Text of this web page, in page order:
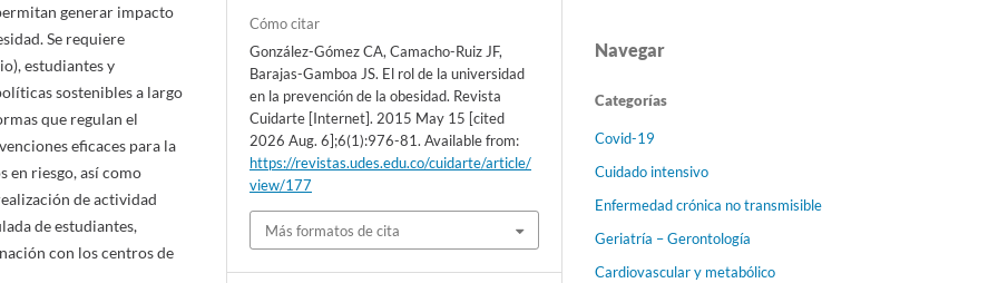
generar impacto
Se requiere
estudiantes y
sostenibles a largo
que regulan el
eficaces para la
en riesgo, así como
de actividad
de estudiantes,
con los centros de
Cómo citar
González-Gómez CA, Camacho-Ruiz JF,
Barajas-Gamboa JS. El rol de la universidad
en la prevención de la obesidad. Revista
Cuidarte [Internet]. 2015 May 15 [cited
2026 Aug. 6];6(1):976-81. Available from:
https://revistas.udes.edu.co/cuidarte/article/
view/177
Más formatos de cita
Navegar
Categorías
Covid-19
Cuidado intensivo
Enfermedad crónica no transmisible
Geriatría – Gerontología
Cardiovascular y metabólico